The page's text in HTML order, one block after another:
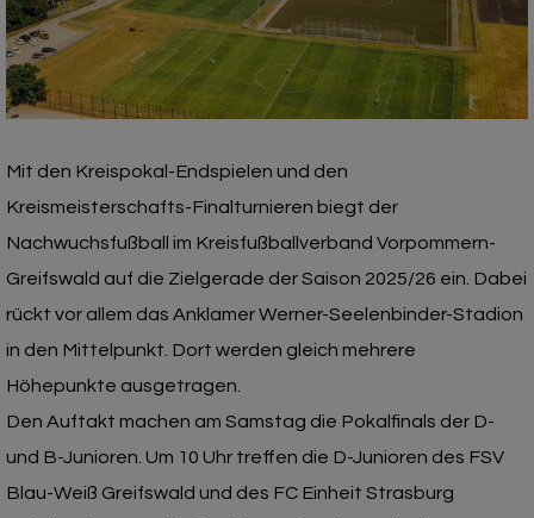
Mit den Kreispokal-Endspielen und den
Kreismeisterschafts-Finalturnieren biegt der
Nachwuchsfußball im Kreisfußballverband Vorpommern-
Greifswald auf die Zielgerade der Saison 2025/26 ein. Dabei
rückt vor allem das Anklamer Werner-Seelenbinder-Stadion
in den Mittelpunkt. Dort werden gleich mehrere
Höhepunkte ausgetragen.
Den Auftakt machen am Samstag die Pokalfinals der D-
und B-Junioren. Um 10 Uhr treffen die D-Junioren des FSV
Blau-Weiß Greifswald und des FC Einheit Strasburg